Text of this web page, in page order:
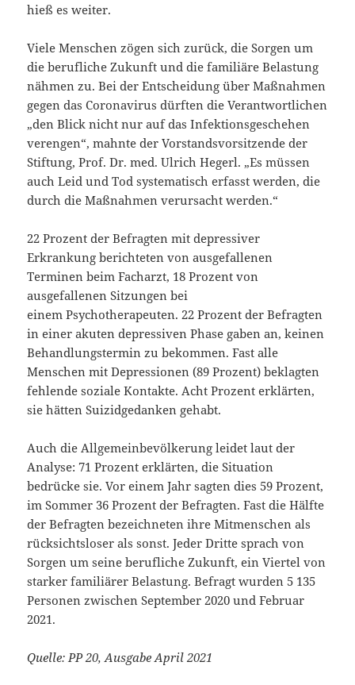
hieß es weiter.
Viele Menschen zögen sich zurück, die Sorgen um
die berufliche Zukunft und die familiäre Belastung
nähmen zu. Bei der Entscheidung über Maßnahmen
gegen das Coronavirus dürften die Verantwortlichen
„den Blick nicht nur auf das Infektionsgeschehen
verengen“, mahnte der Vorstandsvorsitzende der
Stiftung, Prof. Dr. med. Ulrich Hegerl. „Es müssen
auch Leid und Tod systematisch erfasst werden, die
durch die Maßnahmen verursacht werden.“
22 Prozent der Befragten mit depressiver
Erkrankung berichteten von ausgefallenen
Terminen beim Facharzt, 18 Prozent von
ausgefallenen Sitzungen bei
einem Psychotherapeuten. 22 Prozent der Befragten
in einer akuten depressiven Phase gaben an, keinen
Behandlungstermin zu bekommen. Fast alle
Menschen mit Depressionen (89 Prozent) beklagten
fehlende soziale Kontakte. Acht Prozent erklärten,
sie hätten Suizidgedanken gehabt.
Auch die Allgemeinbevölkerung leidet laut der
Analyse: 71 Prozent erklärten, die Situation
bedrücke sie. Vor einem Jahr sagten dies 59 Prozent,
im Sommer 36 Prozent der Befragten. Fast die Hälfte
der Befragten bezeichneten ihre Mitmenschen als
rücksichtsloser als sonst. Jeder Dritte sprach von
Sorgen um seine berufliche Zukunft, ein Viertel von
starker familiärer Belastung. Befragt wurden 5 135
Personen zwischen September 2020 und Februar
2021.
Quelle: PP 20, Ausgabe April 2021